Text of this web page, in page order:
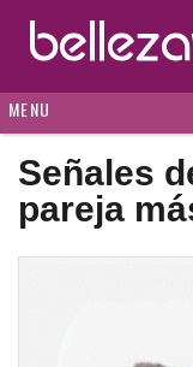
MENU
Señales
pareja